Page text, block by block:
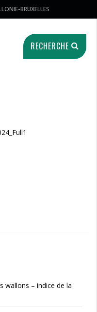
BRUXELLES
RECHERCHE
wallons – indice de la